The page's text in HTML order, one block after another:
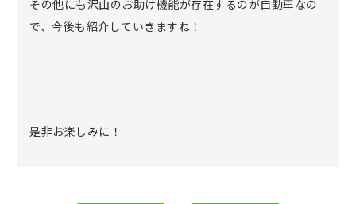
その他にも沢山のお助け機能が存在するのが自動車なの
で、今後も紹介していきますね！
是非お楽しみに！